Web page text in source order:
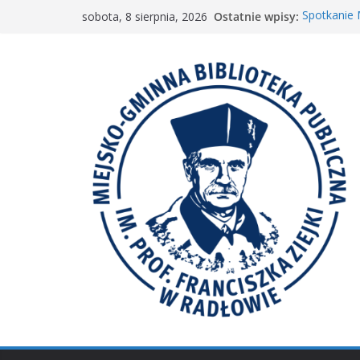
sobota, 8 sierpnia, 2026 Ostatnie wpisy: Spotkanie